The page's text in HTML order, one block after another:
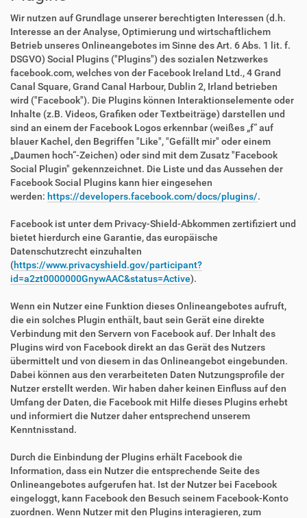
Wir nutzen auf Grundlage unserer berechtigten Interessen (d.h.
Interesse an der Analyse, Optimierung und wirtschaftlichem
Betrieb unseres Onlineangebotes im Sinne des Art. 6 Abs. 1 lit. f.
DSGVO) Social Plugins ("Plugins") des sozialen Netzwerkes
facebook.com, welches von der Facebook Ireland Ltd., 4 Grand
Canal Square, Grand Canal Harbour, Dublin 2, Irland betrieben
wird ("Facebook"). Die Plugins können Interaktionselemente oder
Inhalte (z.B. Videos, Grafiken oder Textbeiträge) darstellen und
sind an einem der Facebook Logos erkennbar (weißes „f“ auf
blauer Kachel, den Begriffen "Like", "Gefällt mir" oder einem
„Daumen hoch“-Zeichen) oder sind mit dem Zusatz "Facebook
Social Plugin" gekennzeichnet. Die Liste und das Aussehen der
Facebook Social Plugins kann hier eingesehen
werden: https://developers.facebook.com/docs/plugins/.
Facebook ist unter dem Privacy-Shield-Abkommen zertifiziert und
bietet hierdurch eine Garantie, das europäische
Datenschutzrecht einzuhalten
(https://www.privacyshield.gov/participant?
id=a2zt0000000GnywAAC&status=Active).
Wenn ein Nutzer eine Funktion dieses Onlineangebotes aufruft,
die ein solches Plugin enthält, baut sein Gerät eine direkte
Verbindung mit den Servern von Facebook auf. Der Inhalt des
Plugins wird von Facebook direkt an das Gerät des Nutzers
übermittelt und von diesem in das Onlineangebot eingebunden.
Dabei können aus den verarbeiteten Daten Nutzungsprofile der
Nutzer erstellt werden. Wir haben daher keinen Einfluss auf den
Umfang der Daten, die Facebook mit Hilfe dieses Plugins erhebt
und informiert die Nutzer daher entsprechend unserem
Kenntnisstand.
Durch die Einbindung der Plugins erhält Facebook die
Information, dass ein Nutzer die entsprechende Seite des
Onlineangebotes aufgerufen hat. Ist der Nutzer bei Facebook
eingeloggt, kann Facebook den Besuch seinem Facebook-Konto
zuordnen. Wenn Nutzer mit den Plugins interagieren, zum